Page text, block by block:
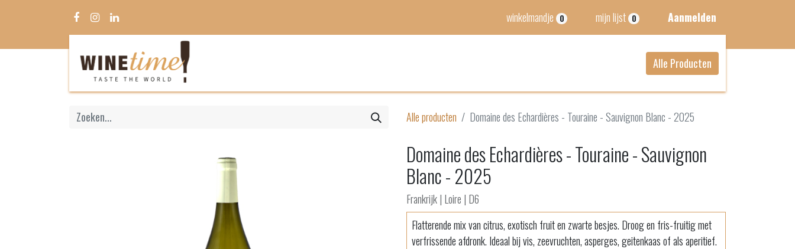
winkelmandje 0 mijn lijst 0 Aanmelden
Alle Producten
Alle producten Domaine des Echardières - Touraine - Sauvignon Blanc - 2025
Domaine des Echardières - Touraine - Sauvignon
Blanc - 2025
Frankrijk | Loire | D6
Flatterende mix van citrus, exotisch fruit en zwarte besjes. Droog en fris-fruitig met
verfrissende afdronk. Ideaal bij vis, zeevruchten, asperges, geitenkaas of als aperitief.